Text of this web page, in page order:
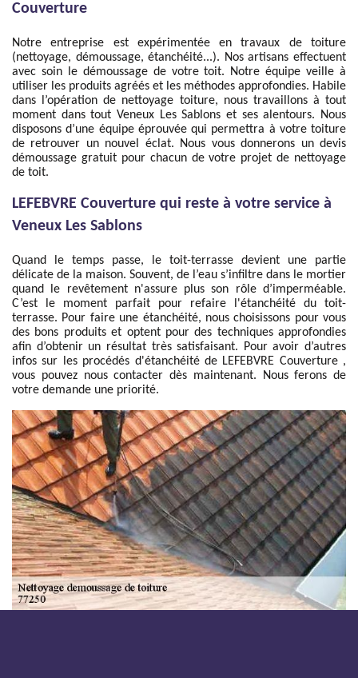
Couverture
Notre entreprise est expérimentée en travaux de toiture
(nettoyage, démoussage, étanchéité...). Nos artisans effectuent
avec soin le démoussage de votre toit. Notre équipe veille à
utiliser les produits agréés et les méthodes approfondies. Habile
dans l’opération de nettoyage toiture, nous travaillons à tout
moment dans tout Veneux Les Sablons et ses alentours. Nous
disposons d’une équipe éprouvée qui permettra à votre toiture
de retrouver un nouvel éclat. Nous vous donnerons un devis
démoussage gratuit pour chacun de votre projet de nettoyage
de toit.
LEFEBVRE Couverture qui reste à votre service à
Veneux Les Sablons
Quand le temps passe, le toit-terrasse devient une partie
délicate de la maison. Souvent, de l’eau s’infiltre dans le mortier
quand le revêtement n'assure plus son rôle d’imperméable.
C’est le moment parfait pour refaire l'étanchéité du toit-
terrasse. Pour faire une étanchéité, nous choisissons pour vous
des bons produits et optent pour des techniques approfondies
afin d’obtenir un résultat très satisfaisant. Pour avoir d’autres
infos sur les procédés d'étanchéité de LEFEBVRE Couverture ,
vous pouvez nous contacter dès maintenant. Nous ferons de
votre demande une priorité.